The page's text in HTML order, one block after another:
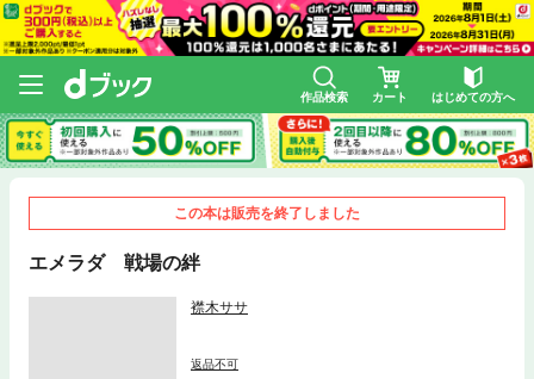
作品検索 カート はじめての方へ
この本は販売を終了しました
エメラダ 戦場の絆
襟木ササ
返品不可